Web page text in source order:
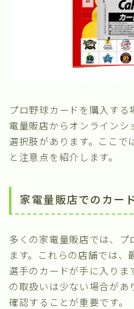
プロ野球カードを購入する
電量販店からオンライン
選択肢があります。ここで
と注意点を紹介します。
家電量販店でのカー
多くの家電量販店では、プ
ます。これらの店舗では
選手のカードが手に入りま
の取扱いは少ない場合があ
確認することが重要です。